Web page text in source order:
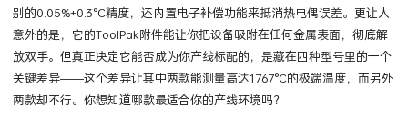
别的0.05%+0.3°C精度，还内置电子补偿功能来抵消热电偶误差。更让人
意外的是，它的ToolPak附件能让你把设备吸附在任何金属表面，彻底解
放双手。但真正决定它能否成为你产线标配的，是藏在四种型号里的一个
关键差异——这个差异让其中两款能测量高达1767°C的极端温度，而另外
两款却不行。你想知道哪款最适合你的产线环境吗？